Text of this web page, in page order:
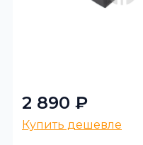
2 890 ₽
Купить дешевле